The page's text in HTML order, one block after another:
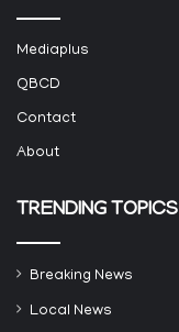
Mediaplus
QBCD
Contact
About
TRENDING TOPICS
Breaking News
Local News